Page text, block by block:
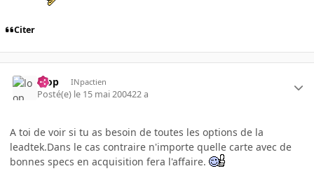
Citer
loop INpactien
Posté(e) le 15 mai 200422 a
A toi de voir si tu as besoin de toutes les options de la
leadtek.Dans le cas contraire n'importe quelle carte avec de
bonnes specs en acquisition fera l'affaire.